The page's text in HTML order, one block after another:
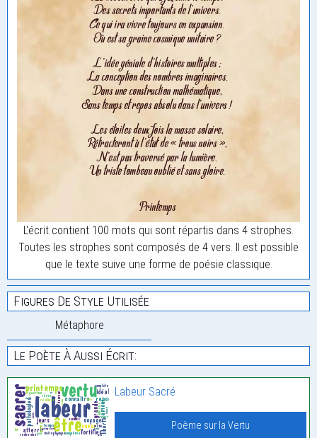
L'écrit contient 100 mots qui sont répartis dans 4 strophes.
Toutes les strophes sont composés de 4 vers. Il est possible
que le texte suive une forme de poésie classique.
Figures De Style Utilisée
Métaphore
Le Poète À Aussi Écrit:
Labeur Sacré
Poème sur la Vertu